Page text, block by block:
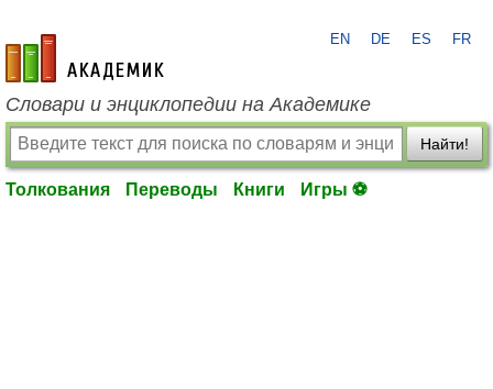
academic.ru
EN DE ES FR
Словари и энциклопедии на Академике
Найти!
Толкования Переводы Книги Игры ⚽